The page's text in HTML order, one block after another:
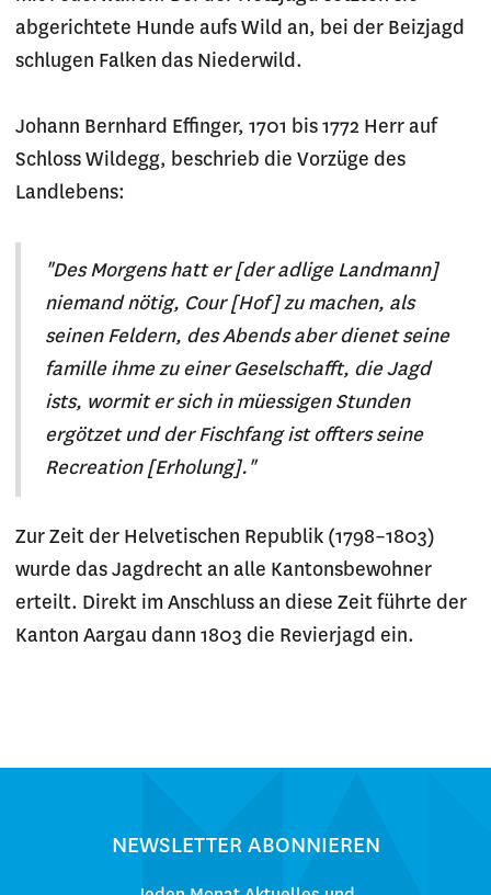
abgerichtete Hunde aufs Wild an, bei der Beizjagd
schlugen Falken das Niederwild.
Johann Bernhard Effinger, 1701 bis 1772 Herr auf
Schloss Wildegg, beschrieb die Vorzüge des
Landlebens:
"Des Morgens hatt er [der adlige Landmann]
niemand nötig, Cour [Hof] zu machen, als
seinen Feldern, des Abends aber dienet seine
famille ihme zu einer Geselschafft, die Jagd
ists, wormit er sich in müessigen Stunden
ergötzet und der Fischfang ist offters seine
Recreation [Erholung]."
Zur Zeit der Helvetischen Republik (1798–1803)
wurde das Jagdrecht an alle Kantonsbewohner
erteilt. Direkt im Anschluss an diese Zeit führte der
Kanton Aargau dann 1803 die Revierjagd ein.
NEWSLETTER ABONNIEREN